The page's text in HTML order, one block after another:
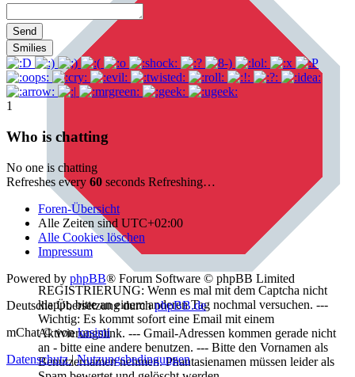
REGISTRIERUNG: Wenn es mal mit dem Captcha nicht
klappt, bitte an einem anderen Tag nochmal versuchen. ---
Wichtig: Es kommt sofort eine Email mit einem
Aktivierungslink. --- Gmail-Adressen kommen gerade nicht
an - bitte eine andere benutzen. --- Bitte den Vornamen als
Benutzernamen nehmen. Phantasienamen müssen leider als
Send
Smilies
1
Who is chatting
No one is chatting
Refreshes every 60 seconds Refreshing…
Foren-Übersicht
Alle Zeiten sind UTC+02:00
Alle Cookies löschen
Impressum
Powered by phpBB® Forum Software © phpBB Limited
Deutsche Übersetzung durchphpBB.de
mChat © vonkasimi
Datenschutz |Nutzungsbedingungen